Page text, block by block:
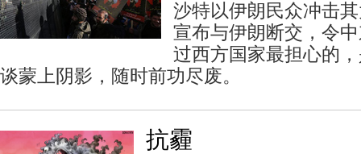
沙特以伊朗民众冲击
宣布与伊朗断交，令
过西方国家最担心的
谈蒙上阴影，随时前功尽废。
抗霾